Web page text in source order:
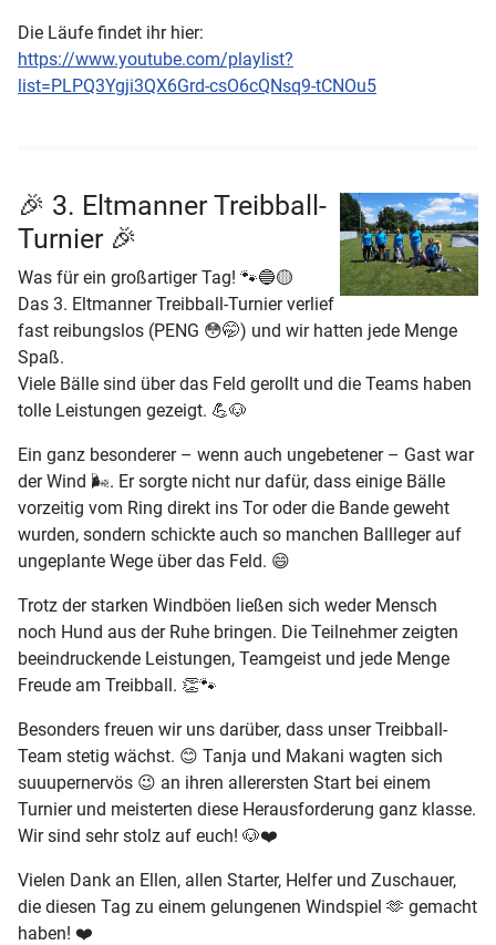
Die Läufe findet ihr hier:
https://www.youtube.com/playlist?
list=PLPQ3Ygji3QX6Grd-csO6cQNsq9-tCNOu5
🎉 3. Eltmanner Treibball-
Turnier 🎉
Was für ein großartiger Tag! 🐾🔵🟡
Das 3. Eltmanner Treibball-Turnier verlief
fast reibungslos (PENG 😳🤭) und wir hatten jede Menge
Spaß.
Viele Bälle sind über das Feld gerollt und die Teams haben
tolle Leistungen gezeigt. 💪🐶
Ein ganz besonderer – wenn auch ungebetener – Gast war
der Wind 🌬️. Er sorgte nicht nur dafür, dass einige Bälle
vorzeitig vom Ring direkt ins Tor oder die Bande geweht
wurden, sondern schickte auch so manchen Ballleger auf
ungeplante Wege über das Feld. 😄
Trotz der starken Windböen ließen sich weder Mensch
noch Hund aus der Ruhe bringen. Die Teilnehmer zeigten
beeindruckende Leistungen, Teamgeist und jede Menge
Freude am Treibball. 👏🐾
Besonders freuen wir uns darüber, dass unser Treibball-
Team stetig wächst. 😊 Tanja und Makani wagten sich
suuupernervös 😉 an ihren allerersten Start bei einem
Turnier und meisterten diese Herausforderung ganz klasse.
Wir sind sehr stolz auf euch! 🐶❤️
Vielen Dank an Ellen, allen Starter, Helfer und Zuschauer,
die diesen Tag zu einem gelungenen Windspiel 🫶 gemacht
haben! ❤️